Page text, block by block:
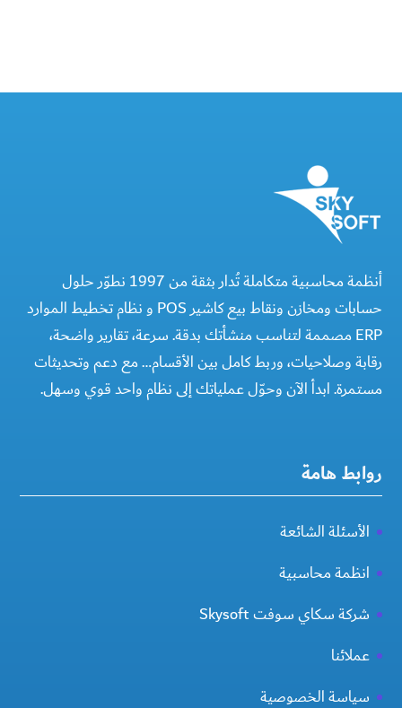
أنظمة محاسبية متكاملة تُدار بثقة من 1997 نطوّر حلول
حسابات ومخازن ونقاط بيع كاشير POS و نظام تخطيط الموارد
ERP مصممة لتناسب منشأتك بدقة. سرعة، تقارير واضحة،
رقابة وصلاحيات، وربط كامل بين الأقسام… مع دعم وتحديثات
مستمرة. ابدأ الآن وحوّل عملياتك إلى نظام واحد قوي وسهل.
روابط هامة
الأسئلة الشائعة
انظمة محاسبية
شركة سكاي سوفت Skysoft
عملائنا
سياسة الخصوصية